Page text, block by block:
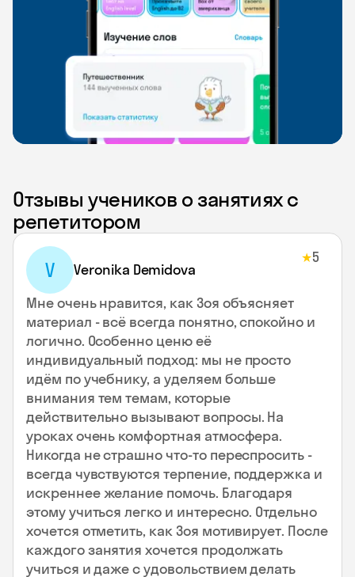
Отзывы учеников о занятиях с
репетитором
V Veronika Demidova
★5
Мне очень нравится, как Зоя объясняет
материал - всё всегда понятно, спокойно и
логично. Особенно ценю её
индивидуальный подход: мы не просто
идём по учебнику, а уделяем больше
внимания тем темам, которые
действительно вызывают вопросы. На
уроках очень комфортная атмосфера.
Никогда не страшно что-то переспросить -
всегда чувствуются терпение, поддержка и
искреннее желание помочь. Благодаря
этому учиться легко и интересно. Отдельно
хочется отметить, как Зоя мотивирует. После
каждого занятия хочется продолжать
учиться и даже с удовольствием делать